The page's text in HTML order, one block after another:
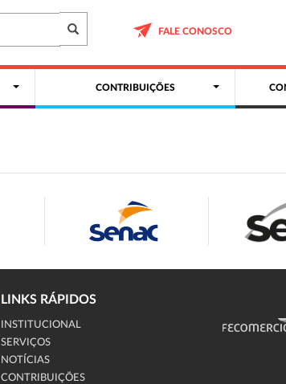
FALE CONOSCO
CONTRIBUIÇÕES
LINKS RÁPIDOS
INSTITUCIONAL
SERVIÇOS
NOTÍCIAS
CONTRIBUIÇÕES